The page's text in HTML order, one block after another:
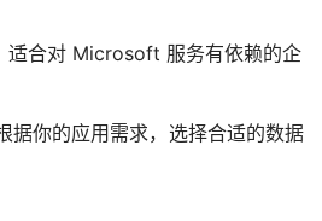
适合对 Microsoft 服务有依赖的企
据你的应用需求，选择合适的数据